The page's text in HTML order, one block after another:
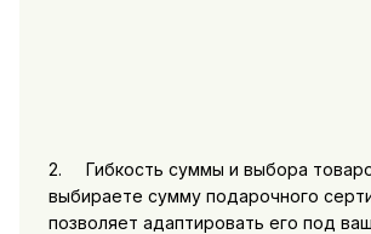
2. Гибкость суммы и выбора
выбираете сумму подарочного
позволяет адаптировать его под